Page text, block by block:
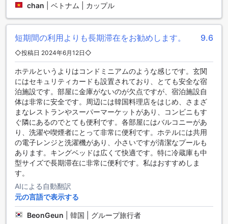
で、広大な敷地内には美しい花々や池があり、リラックスし
また、ミンブリはタイの伝統的な村落も多くあります。ここ
では、伝統的なタイの建物や工芸品を見ることができ、タイ
ミンブリはバンコクの喧騒から離れた静かなオアシスであ
り、自然と伝統的な文化を楽しむには最適な場所です。バン
コクを訪れる際は、ぜひミンブリを訪れてみてください。
ラウィーワン レジデンスへのアクセス方法
バンコクのラウィーワン レジデンスへのアクセス方法をご紹
介します。ラウィーワン レジデンスは、バンコクのミンブリ
地区に位置しています。バンコクに到着したら、主要な空港
からラウィーワン レジデンスへのアクセス方法を選ぶことが
できます。
もっとも便利な方法は、スワンナプーム国際空港からタクシ
ーを利用することです。空港のタクシースタンドで、目的地
を伝えると運転手が案内してくれます。所要時間は交通状況
によりますが、通常は30分から1時間程度です。
また、スワンナプーム国際空港からは、エアポートレールリ
ンクを利用することもできます。エアポートレールリンクに
chan ベトナム | カップル
短期間の利用よりも長期滞在をお勧めします。 9.6
◇投稿日 2024年6月12日◇
ホテルというよりはコンドミニアムのような感じです。玄関
にはセキュリティカードも設置されており、とても安全な宿
泊施設です。部屋に金庫がないのが欠点ですが、宿泊施設自
体は非常に安全です。周辺には韓国料理店をはじめ、さまざ
まなレストランやスーパーマーケットがあり、コンビニもす
ぐ隣にあるのでとても便利です。各部屋にはバルコニーがあ
り、洗濯や喫煙者にとって非常に便利です。ホテルには共用
の電子レンジと洗濯機があり、小さいですが清潔なプールも
あります。キングベッドは広くて快適です。特に冷蔵庫も中
型サイズで長期滞在に非常に便利です。私はおすすめしま
す。
AIによる自動翻訳
元の言語で表示する
BeonGeun 韓国 | グループ旅行者